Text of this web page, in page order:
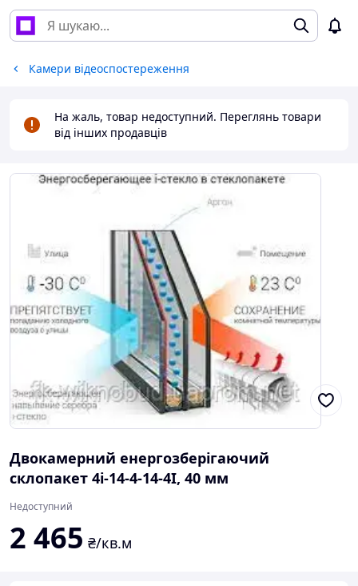
Камери відеоспостереження
На жаль, товар недоступний. Переглянь товари
від інших продавців
Двокамерний енергозберігаючий
склопакет 4і-14-4-14-4І, 40 мм
Недоступний
2 465 ₴/кв.м